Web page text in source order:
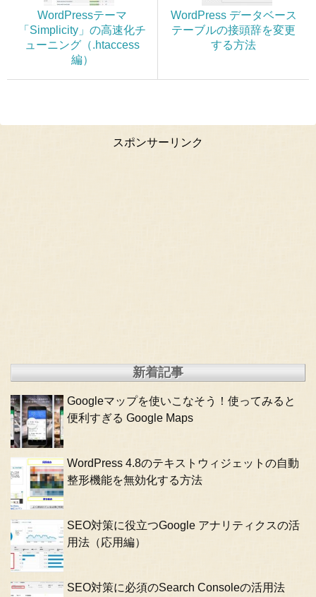
WordPressテーマ
「Simplicity」の高速化チ
ューニング（.htaccess
編）
WordPress データベース
テーブルの接頭辞を変更
する方法
スポンサーリンク
新着記事
Googleマップを使いこなそう！使ってみると
便利すぎる Google Maps
WordPress 4.8のテキストウィジェットの自動
整形機能を無効化する方法
SEO対策に役立つGoogle アナリティクスの活
用法（応用編）
SEO対策に必須のSearch Consoleの活用法